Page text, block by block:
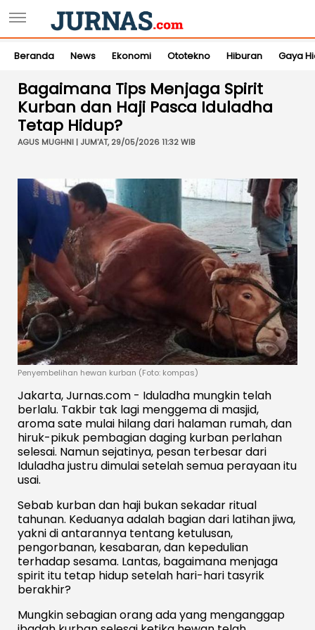
Beranda News Ekonomi Ototekno Hiburan Gaya
Bagaimana Tips Menjaga Spirit
Kurban dan Haji Pasca Iduladha
Tetap Hidup?
AGUS MUGHNI | JUM'AT, 29/05/2026 11:32 WIB
Penyembelihan hewan kurban (Foto: kompas)
Jakarta, Jurnas.com - Iduladha mungkin telah
berlalu. Takbir tak lagi menggema di masjid,
aroma sate mulai hilang dari halaman rumah, dan
hiruk-pikuk pembagian daging kurban perlahan
selesai. Namun sejatinya, pesan terbesar dari
Iduladha justru dimulai setelah semua perayaan itu
usai.
Sebab kurban dan haji bukan sekadar ritual
tahunan. Keduanya adalah bagian dari latihan jiwa,
yakni di antarannya tentang ketulusan,
pengorbanan, kesabaran, dan kepedulian
terhadap sesama. Lantas, bagaimana menjaga
spirit itu tetap hidup setelah hari-hari tasyrik
berakhir?
Mungkin sebagian orang ada yang menganggap